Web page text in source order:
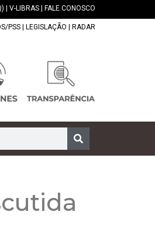
V-LIBRAS FALE CONOSCO
PSS LEGISLAÇÃO RADAR